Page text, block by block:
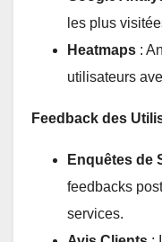
les plus
Heatmaps :
utilisateurs
Feedback des
Enquêtes de
feedbacks
services.